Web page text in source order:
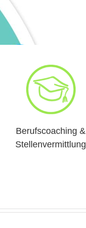
Berufscoaching &
Stellenvermittlung